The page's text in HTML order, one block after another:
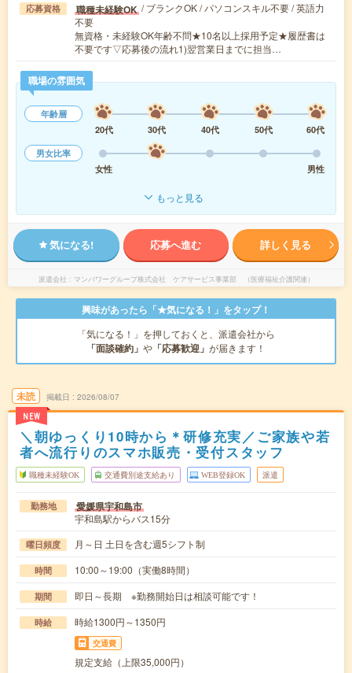
応募資格 職種未経験OK / ブランクOK / パソコンスキル不要 / 英語力
不要
無資格・未経験OK年齢不問★10名以上採用予定★履歴書は
不要です▽応募後の流れ1)翌営業日までに担当…
職場の雰囲気
年齢層
20代
30代 40代 50代
60代
男女比率
女性
男性
もっと見る
気になる! 応募へ進む 詳しく見る
派遣会社 マンパワーグループ株式会社 ケアサービス事業部 （医療福祉介護関連）
興味があったら「★気になる！」をタップ！
「気になる！」を押しておくと、派遣会社から
「面談確約」 や 「応募歓迎」 が届きます！
未読
NEW
掲載日 2026/08/07
＼朝ゆっくり10時から＊研修充実／ご家族や若
者へ流行りのスマホ販売・受付スタッフ
職種未経験OK 交通費別途支給あり WEB登録OK 派遣
勤務地 愛媛県宇和島市
宇和島駅からバス15分
曜日頻度 月～日 土日を含む週5シフト制
時間 10:00～19:00（実働8時間）
期間 即日～長期 ※勤務開始日は相談可能です！
時給 時給1300円～1350円
交通費
規定支給（上限35,000円）